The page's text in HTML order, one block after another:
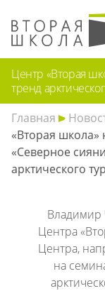
Центр «Вторая
тренд
Главная
«Вторая школа»
«Северное
арктического
Владимир
Центра
Центра,
на